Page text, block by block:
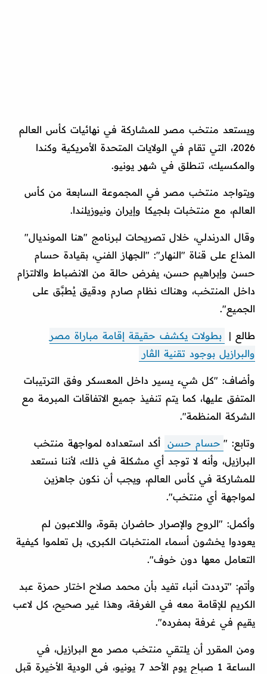
ويستعد منتخب مصر للمشاركة في نهائيات كأس العالم
2026، التي تقام في الولايات المتحدة الأمريكية وكندا
والمكسيك، تنطلق في شهر يونيو.
ويتواجد منتخب مصر في المجموعة السابعة من كأس
العالم، مع منتخبات بلجيكا وإيران ونيوزيلندا.
وقال الدرندلي، خلال تصريحات لبرنامج "هنا المونديال"
المذاع على قناة "النهار": "الجهاز الفني، بقيادة حسام
حسن وإبراهيم حسن، يفرض حالة من الانضباط والالتزام
داخل المنتخب، وهناك نظام صارم ودقيق يُطبَّق على
الجميع".
طالع |
بطولات يكشف حقيقة إقامة مباراة مصر
والبرازيل بوجود تقنية الڤار
وأضاف: "كل شيء يسير داخل المعسكر وفق الترتيبات
المتفق عليها، كما يتم تنفيذ جميع الاتفاقات المبرمة مع
الشركة المنظمة".
وتابع: " حسام حسن
أكد استعداده لمواجهة منتخب
البرازيل، وأنه لا توجد أي مشكلة في ذلك، لأننا نستعد
للمشاركة في كأس العالم، ويجب أن نكون جاهزين
لمواجهة أي منتخب".
وأكمل: "الروح والإصرار حاضران بقوة، واللاعبون لم
يعودوا يخشون أسماء المنتخبات الكبرى، بل تعلموا كيفية
التعامل معها دون خوف".
وأتم: "ترددت أنباء تفيد بأن محمد صلاح اختار حمزة عبد
الكريم للإقامة معه في الغرفة، وهذا غير صحيح، كل لاعب
يقيم في غرفة بمفرده".
ومن المقرر أن يلتقي منتخب مصر مع البرازيل، في
الساعة 1 صباح يوم الأحد 7 يونيو، في الودية الأخيرة قبل